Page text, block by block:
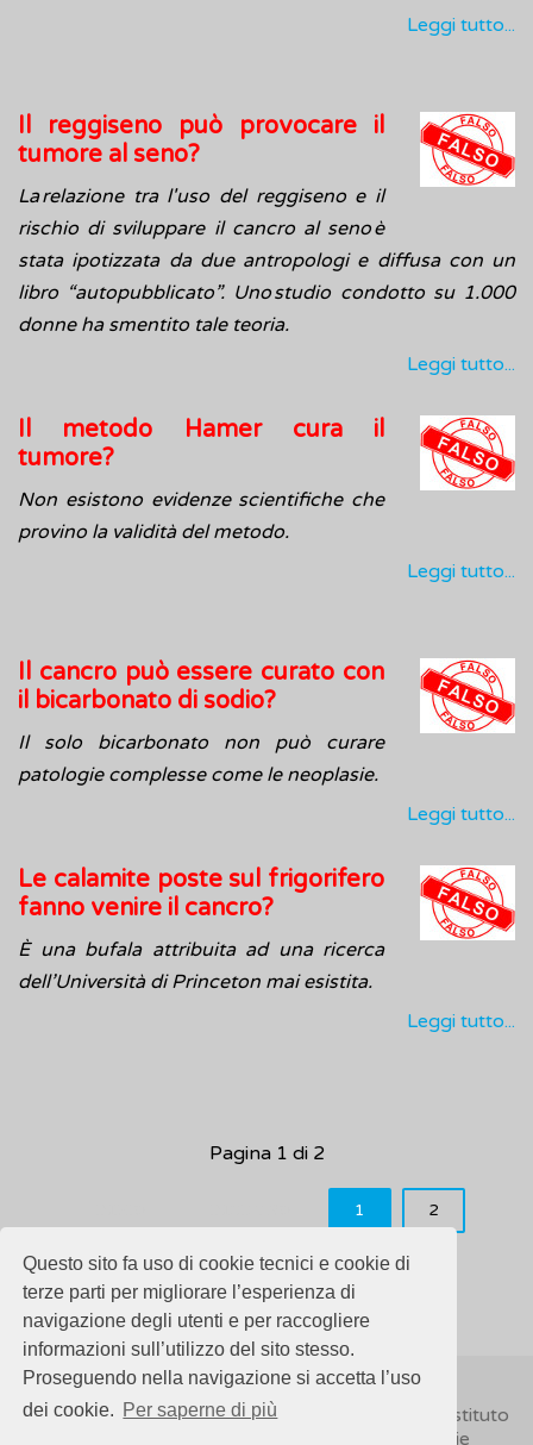
Questo sito fa uso di cookie tecnici e cookie di
terze parti per migliorare l’esperienza di
navigazione degli utenti e per raccogliere
informazioni sull’utilizzo del sito stesso.
Proseguendo nella navigazione si accetta l’uso
dei cookie. Per saperne di più
Leggi tutto...
Il reggiseno può provocare il
tumore al seno?
La relazione tra l'uso del reggiseno e il
rischio di sviluppare il cancro al seno è
stata ipotizzata da due antropologi e diffusa con un
libro “autopubblicato”. Uno studio condotto su 1.000
donne ha smentito tale teoria.
Leggi tutto...
Il metodo Hamer cura il
tumore?
Non esistono evidenze scientifiche che
provino la validità del metodo.
Leggi tutto...
Il cancro può essere curato con
il bicarbonato di sodio?
Il solo bicarbonato non può curare
patologie complesse come le neoplasie.
Leggi tutto...
Le calamite poste sul frigorifero
fanno venire il cancro?
È una bufala attribuita ad una ricerca
dell’Università di Princeton mai esistita.
Leggi tutto...
Pagina 1 di 2
1 2
AVANTI FINE
© 2018ISSalute - Sito sviluppato e gestito dall’Istituto
Cookie